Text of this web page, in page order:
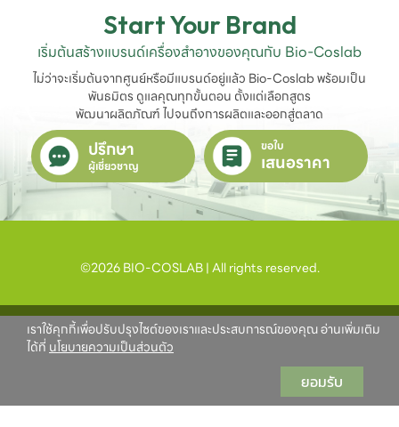
Start Your Brand
เริ่มต้นสร้างแบรนด์เครื่องสำอางของคุณกับ Bio-Coslab
ไม่ว่าจะเริ่มต้นจากศูนย์หรือมีแบรนด์อยู่แล้ว Bio-Coslab พร้อมเป็น
พันธมิตร ดูแลคุณทุกขั้นตอน ตั้งแต่เลือกสูตร
พัฒนาผลิตภัณฑ์ ไปจนถึงการผลิตและออกสู่ตลาด
ปรึกษา
ผู้เชี่ยวชาญ
ขอใบ
เสนอราคา
©2026 BIO-COSLAB | All rights reserved.
เราใช้คุกกี้เพื่อปรับปรุงไซต์ของเราและประสบการณ์ของคุณ อ่านเพิ่มเติม
ได้ที่ นโยบายความเป็นส่วนตัว
ยอมรับ